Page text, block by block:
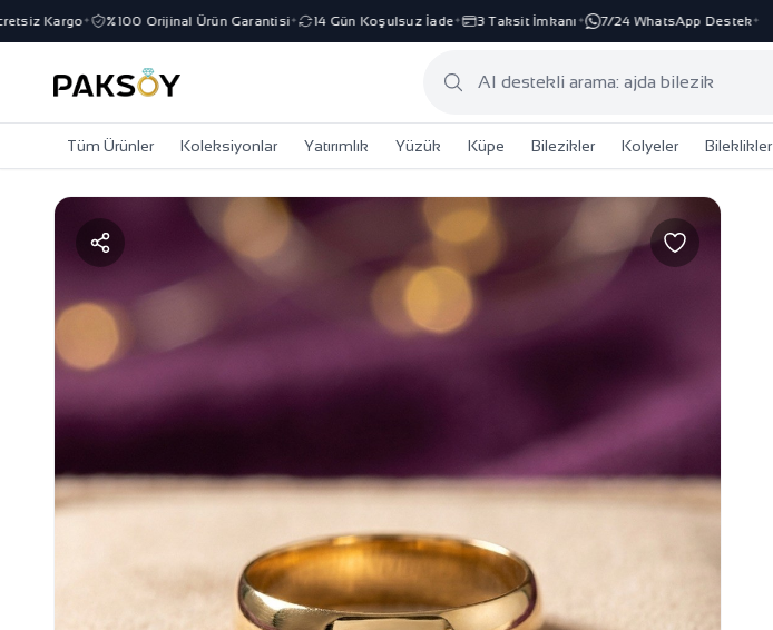
Kargo✦ %100 Orijinal Ürün Garantisi✦ 14 Gün Koşulsuz İade ✦ 3 Taksit İmkanı✦ 7/24 WhatsApp Destek✦
Tüm Ürünler Koleksiyonlar Yatırımlık Yüzük Küpe Bilezikler Kolyeler Bileklikler